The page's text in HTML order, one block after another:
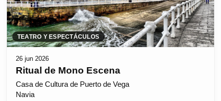
TEATRO Y ESPECTÁCULOS
26 jun 2026
Ritual de Mono Escena
Casa de Cultura de Puerto de Vega
Navia